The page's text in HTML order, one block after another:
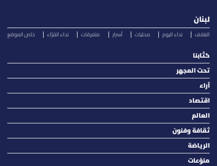
لبنان
الغلاف نداء اليوم محليات أسرار متفرقات نداء القرّاء خاص الموقع
كتّابنا
تحت المجهر
آراء
اقتصاد
العالم
ثقافة وفنون
الرياضة
منوّعات